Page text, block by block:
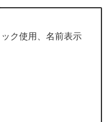
ック使用、名前表示